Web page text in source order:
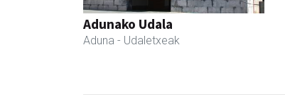
Adunako Udala
Aduna - Udaletxeak